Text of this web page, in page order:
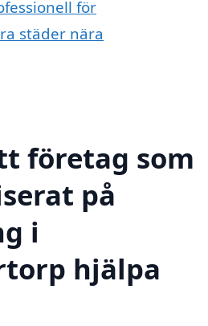
för
städer nära
företag som
på
i
hjälpa